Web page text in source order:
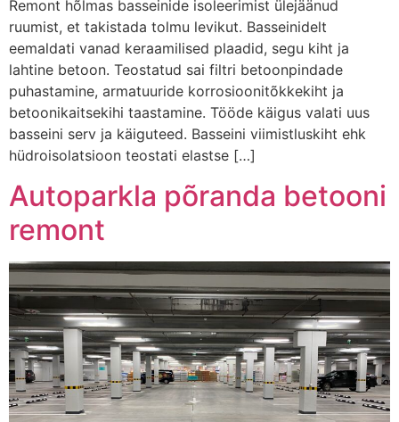
Remont hõlmas basseinide isoleerimist ülejäänud
ruumist, et takistada tolmu levikut. Basseinidelt
eemaldati vanad keraamilised plaadid, segu kiht ja
lahtine betoon. Teostatud sai filtri betoonpindade
puhastamine, armatuuride korrosioonitõkkekiht ja
betoonikaitsekihi taastamine. Tööde käigus valati uus
basseini serv ja käiguteed. Basseini viimistluskiht ehk
hüdroisolatsioon teostati elastse […]
Autoparkla põranda betooni
remont